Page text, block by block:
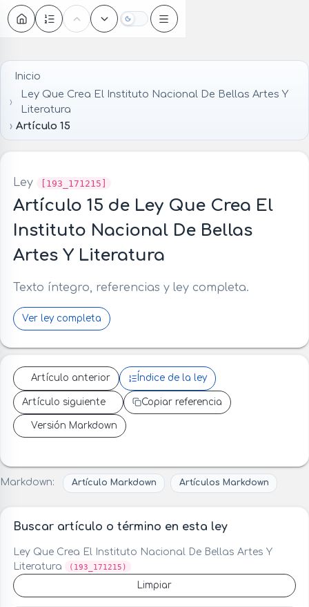
Oscuro
Inicio
Ley Que Crea El Instituto Nacional De Bellas Artes Y
Literatura
Artículo 15
Ley [193_171215]
Artículo 15 de Ley Que Crea El
Instituto Nacional De Bellas
Artes Y Literatura
Texto íntegro, referencias y ley completa.
Ver ley completa
Artículo anterior Índice de la ley
Artículo siguiente Copiar referencia
Versión Markdown
Markdown: Artículo Markdown Artículos Markdown
Buscar artículo o término en esta ley
Ley Que Crea El Instituto Nacional De Bellas Artes Y
Literatura
(193_171215)
Limpiar